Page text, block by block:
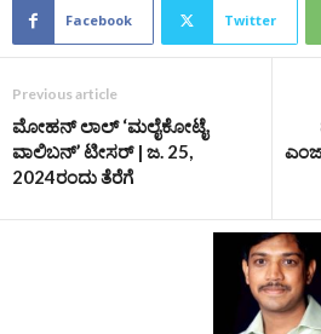
Facebook Twitter
Previous article
ಮೋಹನ್ ಲಾಲ್ ‘ಮಲೈಕೋಟೈ
ವಾಲಿಬನ್’ ಟೀಸರ್‌ | ಜ. 25,
2024ರಂದು ತೆರೆಗೆ